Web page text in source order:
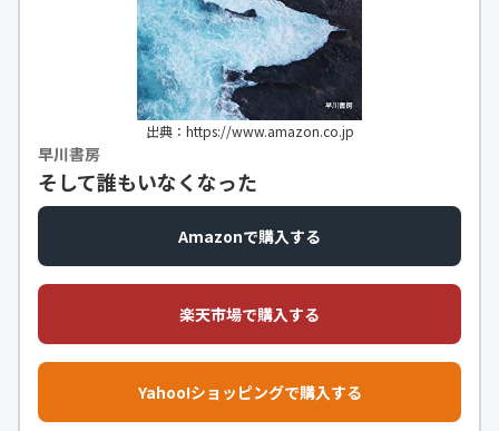
出典：https://www.amazon.co.jp
早川書房
そして誰もいなくなった
Amazonで購入する
楽天市場で購入する
Yahoo!ショッピングで購入する